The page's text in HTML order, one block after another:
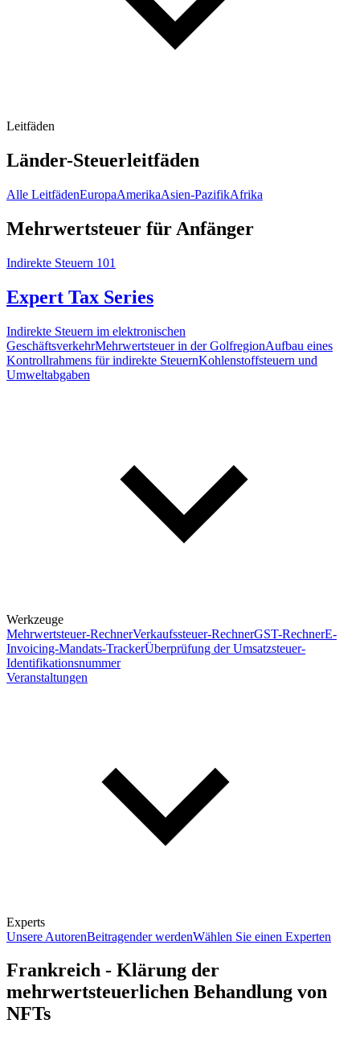
Leitfäden
Länder-Steuerleitfäden
Alle LeitfädenEuropaAmerikaAsien-PazifikAfrika
Mehrwertsteuer für Anfänger
Indirekte Steuern 101
Expert Tax Series
Indirekte Steuern im elektronischen
GeschäftsverkehrMehrwertsteuer in der GolfregionAufbau eines
Kontrollrahmens für indirekte SteuernKohlenstoffsteuern und
Umweltabgaben
Werkzeuge
Mehrwertsteuer-RechnerVerkaufssteuer-RechnerGST-RechnerE-
Invoicing-Mandats-TrackerÜberprüfung der Umsatzsteuer-
Identifikationsnummer
Veranstaltungen
Experts
Unsere AutorenBeitragender werdenWählen Sie einen Experten
Frankreich - Klärung der
mehrwertsteuerlichen Behandlung von
NFTs